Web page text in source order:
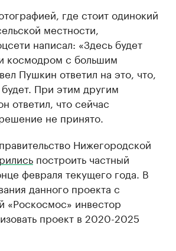
где стоит одинокий
местности,
написал: «Здесь будет
космодром с большим
Пушкин ответил на это, что,
При этим другим
ответил, что сейчас
не принято.
Нижегородской
построить частный
февраля текущего года. В
данного проекта с
«Роскосмос» инвестор
проект в 2020-2025